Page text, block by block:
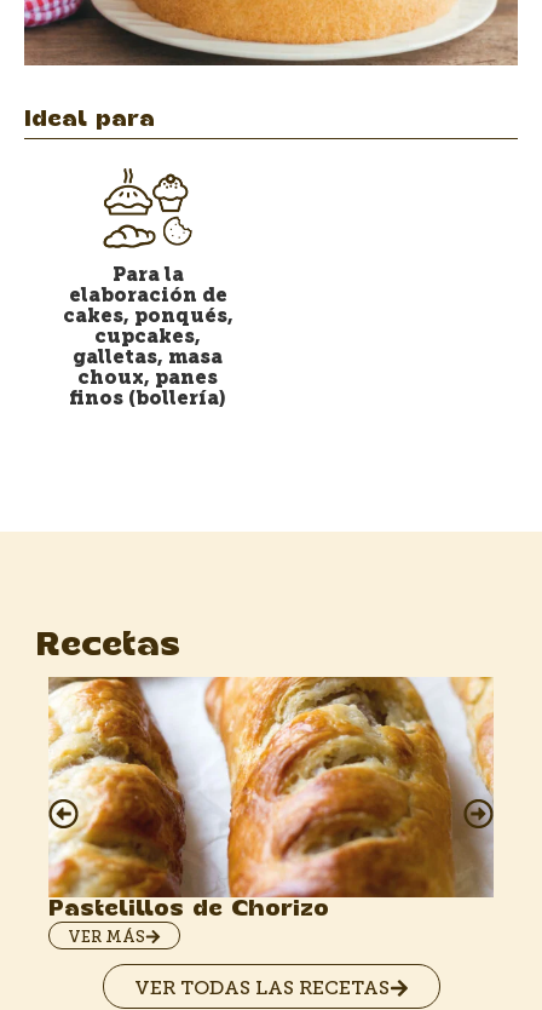
Ideal para
Para la
elaboración de
cakes, ponqués,
cupcakes,
galletas, masa
choux, panes
finos (bollería)
Recetas
Pastelillos de Chorizo
VER MÁS
VER TODAS LAS RECETAS